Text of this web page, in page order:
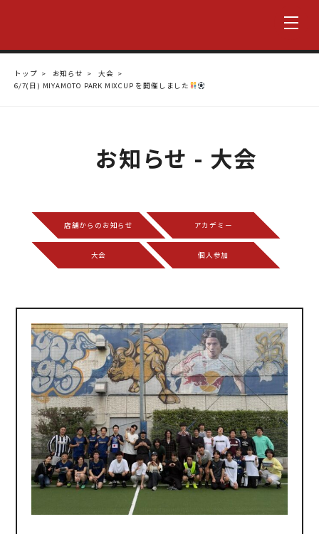
トップ お知らせ
大会
6/7(日) MIYAMOTO PARK MIXCUP を開催しました
お知らせ - 大会
店舗からのお知らせ アカデミー
大会 個人参加